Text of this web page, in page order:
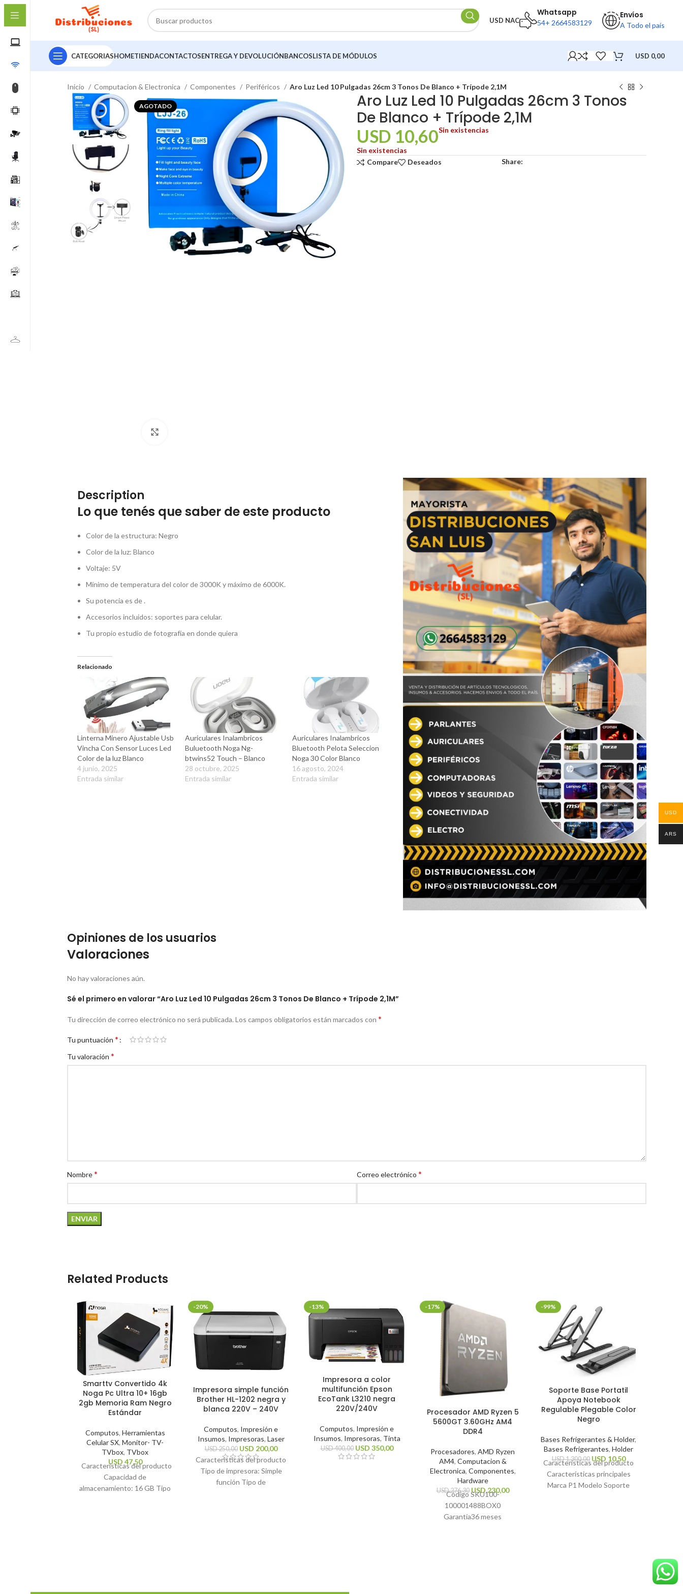
USD NAC
Whatsapp
54+ 2664583129
Envíos
A Todo el país
CATEGORIASHOMETIENDACONTACTOSENTREGA Y DEVOLUCIÓNBANCOSLISTA DE MÓDULOS USD 0,00
Inicio Computacion & Electronica Componentes Periféricos Aro Luz Led 10 Pulgadas 26cm 3 Tonos De Blanco + Trípode 2,1M
AGOTADO
Aro Luz Led 10 Pulgadas 26cm 3 Tonos
De Blanco + Trípode 2,1M
USD 10,60Sin existencias
Sin existencias
Compare
Deseados Share:
Description
Lo que tenés que saber de este producto
Color de la estructura: Negro
Color de la luz: Blanco
Voltaje: 5V
Mínimo de temperatura del color de 3000K y máximo de 6000K.
Su potencia es de .
Accesorios incluidos: soportes para celular.
Tu propio estudio de fotografía en donde quiera
Relacionado
Linterna Minero Ajustable Usb
Vincha Con Sensor Luces Led
Color de la luz Blanco
4 junio, 2025
Entrada similar
Auriculares Inalambricos
Buluetooth Noga Ng-
btwins52 Touch – Blanco
28 octubre, 2025
Entrada similar
Auriculares Inalambricos
Bluetooth Pelota Seleccion
Noga 30 Color Blanco
16 agosto, 2024
Entrada similar
Opiniones de los usuarios
Valoraciones
No hay valoraciones aún.
Sé el primero en valorar “Aro Luz Led 10 Pulgadas 26cm 3 Tonos De Blanco + Trípode 2,1M”
Tu dirección de correo electrónico no será publicada. Los campos obligatorios están marcados con *
Tu puntuación *
Tu valoración *
Nombre* Correo electrónico *
Related Products
Smarttv Convertido 4k
Noga Pc Ultra 10+ 16gb
2gb Memoria Ram Negro
Estándar
Computos, Herramientas
Celular SX, Monitor- TV-
TVbox, TVbox
USD 47,50
Características del producto
Capacidad de
almacenamiento: 16 GB Tipo
-20%
Impresora simple función
Brother HL-1202 negra y
blanca 220V – 240V
Computos, Impresión e
Insumos, Impresoras, Laser
USD250,00 USD 200,00
Características del producto
Tipo de impresora: Simple
función Tipo de
-13%
Impresora a color
multifunción Epson
EcoTank L3210 negra
220V/240V
Computos, Impresión e
Insumos, Impresoras, Tinta
USD400,00 USD 350,00
-17%
Procesador AMD Ryzen 5
5600GT 3.60GHz AM4
DDR4
Procesadores, AMD Ryzen
AM4, Computacion &
Electronica, Componentes,
Hardware
USD276,30 USD230,00
Código SKU100-
100001488BOX0
Garantía36 meses
-99%
Soporte Base Portatil
Apoya Notebook
Regulable Plegable Color
Negro
Bases Refrigerantes & Holder,
Bases Refrigerantes, Holder
USD1.300,00 USD 10,50
Características del producto
Características principales
Marca P1 Modelo Soporte
USD
ARS